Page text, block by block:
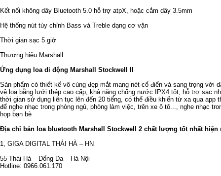
Kết nối không dây Bluetooth 5.0 hỗ trợ atpX, hoặc cắm dây 3.5mm
Hệ thống nút tùy chỉnh Bass và Treble dạng cơ vặn
Thời gian sạc 5 giờ
Thương hiệu Marshall
Ứng dụng loa di động Marshall Stockwell II
Sản phẩm có thiết kế vô cùng đẹp mắt mang nét cổ điển và sang trọng với
vệ loa bằng lưới thép cao cấp, khả năng chống nước IPX4 tốt, hỗ trợ sạc
thời gian sử dụng liên tục lên đến 20 tiếng, có thể điều khiển từ xa qua app
để nghe nhạc trong phòng ngủ, phòng làm việc, trên xe ô tô..., nghe nhạc
họp bạn bè
Địa chỉ bán loa bluetooth Marshall Stockwell 2 chất lượng tốt nhất hiện
1, GIGA DIGITAL THÁI HÀ – HN
55 Thái Hà – Đống Đa – Hà Nội
Hotline: 0966.061.170